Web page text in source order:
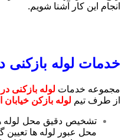
انجام این کار آشنا شویم.
خدمات لوله بازکنی
مجموعه خدمات لوله بازکنی
از طرف تیم لوله بازکن خیابان
تشخیص دقیق محل لوله
محل عبور لوله ها تعیین